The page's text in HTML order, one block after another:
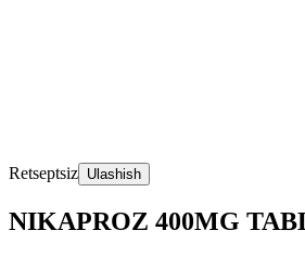
Retseptsiz Ulashish
NIKAPROZ 400MG